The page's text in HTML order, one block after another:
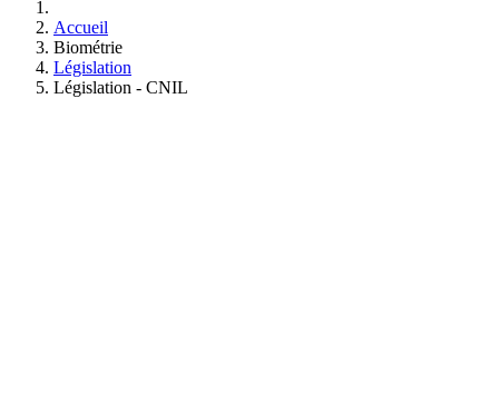
Accueil
Biométrie
Législation
Législation - CNIL